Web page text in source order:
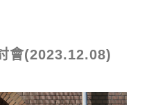
會(2023.12.08)